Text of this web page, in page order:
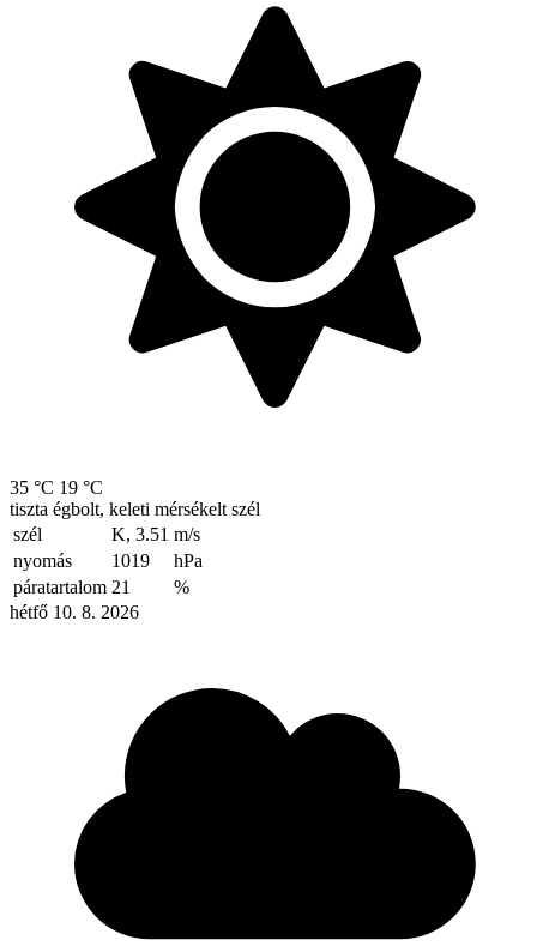
35 °C 19 °C
tiszta égbolt, keleti mérsékelt szél
szél
K, 3.51 m/s
nyomás
1019
hPa
páratartalom 21
%
hétfő 10. 8. 2026